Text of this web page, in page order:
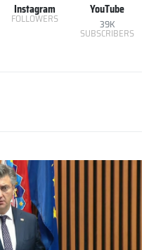
Instagram
FOLLOWERS
YouTube
39K
SUBSCRIBERS